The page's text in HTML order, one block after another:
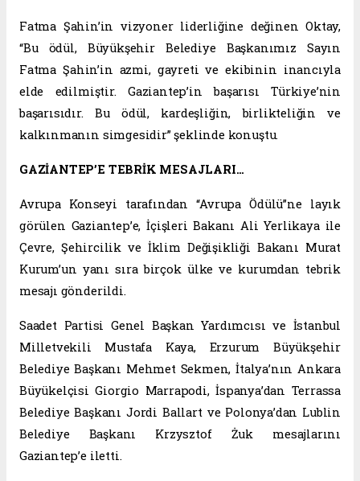
Fatma Şahin’in vizyoner liderliğine değinen Oktay,
“Bu ödül, Büyükşehir Belediye Başkanımız Sayın
Fatma Şahin’in azmi, gayreti ve ekibinin inancıyla
elde edilmiştir. Gaziantep’in başarısı Türkiye’nin
başarısıdır. Bu ödül, kardeşliğin, birlikteliğin ve
kalkınmanın simgesidir” şeklinde konuştu.
GAZİANTEP’E TEBRİK MESAJLARI…
Avrupa Konseyi tarafından “Avrupa Ödülü”ne layık
görülen Gaziantep’e, İçişleri Bakanı Ali Yerlikaya ile
Çevre, Şehircilik ve İklim Değişikliği Bakanı Murat
Kurum’un yanı sıra birçok ülke ve kurumdan tebrik
mesajı gönderildi.
Saadet Partisi Genel Başkan Yardımcısı ve İstanbul
Milletvekili Mustafa Kaya, Erzurum Büyükşehir
Belediye Başkanı Mehmet Sekmen, İtalya’nın Ankara
Büyükelçisi Giorgio Marrapodi, İspanya’dan Terrassa
Belediye Başkanı Jordi Ballart ve Polonya’dan Lublin
Belediye Başkanı Krzysztof Żuk mesajlarını
Gaziantep’e iletti.